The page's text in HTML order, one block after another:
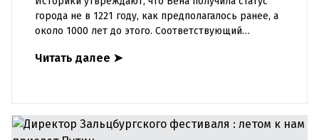
города не в 1221 году, как предполагалось ранее, а
около 1000 лет до этого. Соответствующий
расшифрован. Это довольно
Читать далее ➤